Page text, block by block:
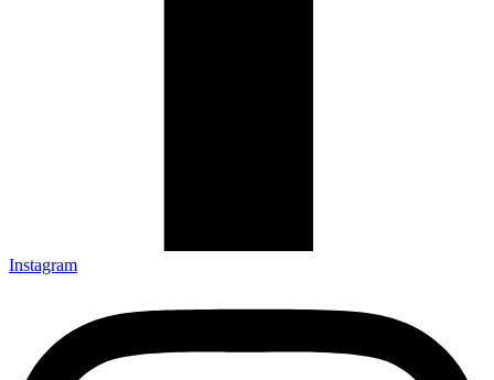
Instagram